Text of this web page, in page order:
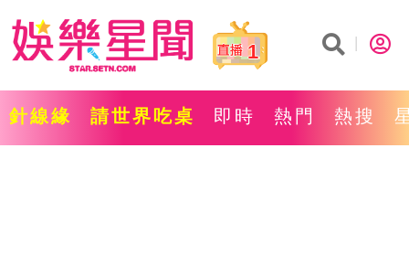
1
針線緣 請世界吃桌 即時 熱門 熱搜